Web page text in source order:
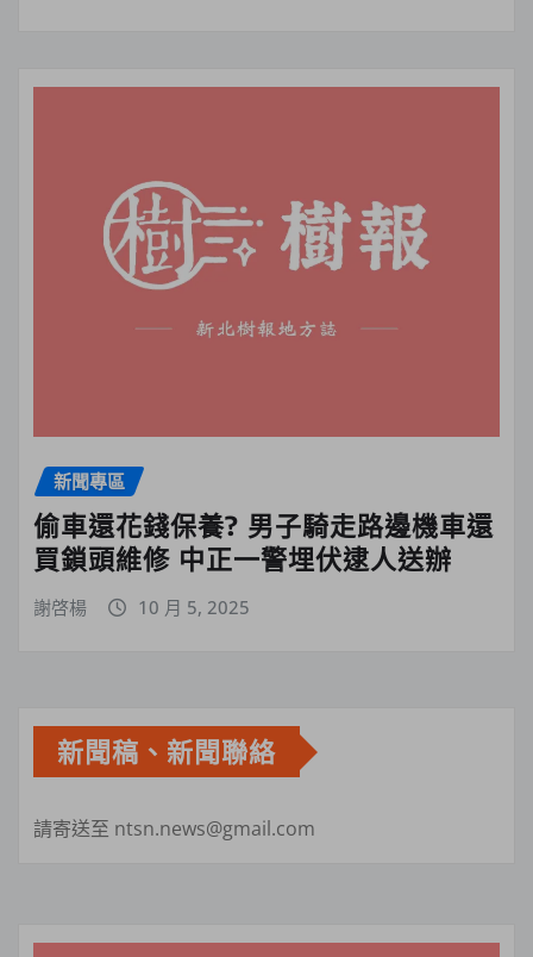
新聞專區
偷車還花錢保養? 男子騎走路邊機車還
買鎖頭維修 中正一警埋伏逮人送辦
謝啓楊 10 月 5, 2025
新聞稿、新聞聯絡
請寄送至 ntsn.news@gmail.com